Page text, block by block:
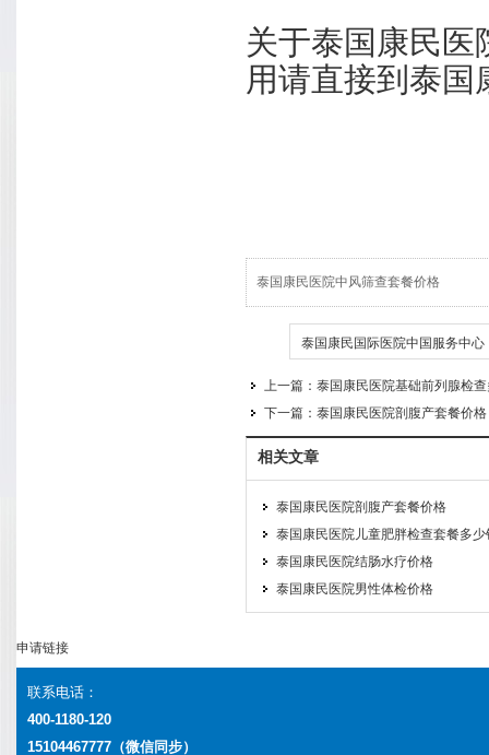
关于泰国康民医
用请直接到泰国
泰国康民医院中风筛查套餐价格
泰国康民国际医院中国服务中心
上一篇： 泰国康民医院基础前列腺检
下一篇： 泰国康民医院剖腹产套餐价格
相关文章
泰国康民医院剖腹产套餐价格
泰国康民医院儿童肥胖检查套餐多少
泰国康民医院结肠水疗价格
泰国康民医院男性体检价格
申请链接
联系电话：
400-1180-120
15104467777（微信同步）